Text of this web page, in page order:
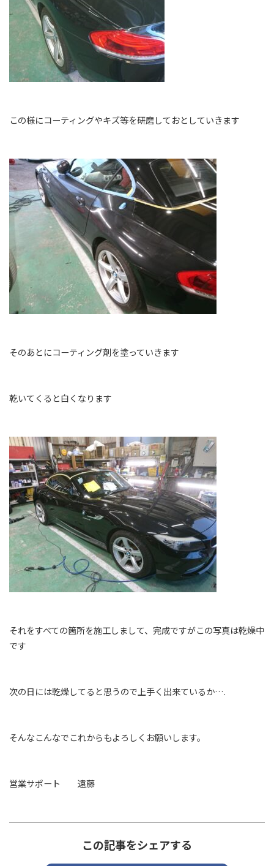
この様にコーティングやキズ等を研磨しておとしていきます
そのあとにコーティング剤を塗っていきます
乾いてくると白くなります
それをすべての箇所を施工しまして、完成ですがこの写真は乾燥中
です
次の日には乾燥してると思うので上手く出来ているか….
そんなこんなでこれからもよろしくお願いします。
営業サポート 遠藤
この記事をシェアする